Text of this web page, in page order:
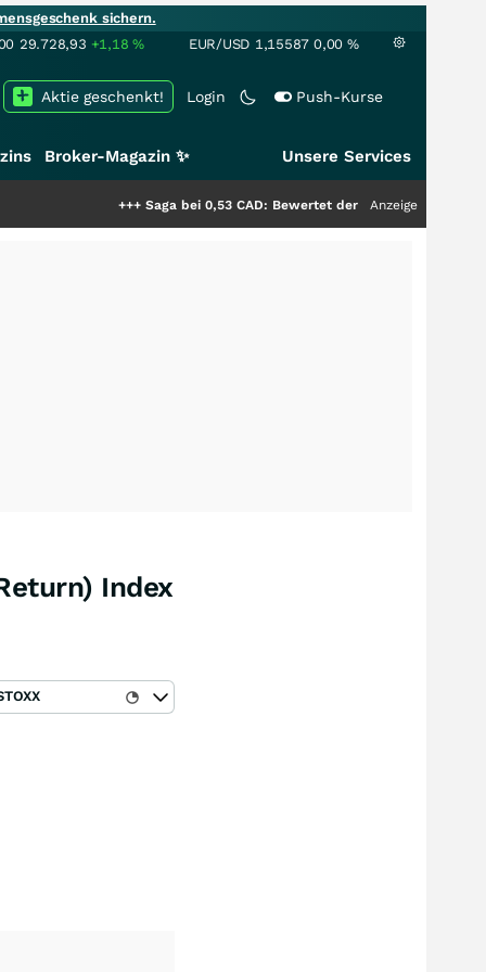
sichern.
29.728,93 +1,18% EUR/USD 1,15587 0,00 %
Login Push-Kurse
Aktie geschenkt!
Broker-Magazin ✨ Unsere Services
Saga bei 0,53 CAD: Bewertet der Markt noch immer nur
Anzeige
Index